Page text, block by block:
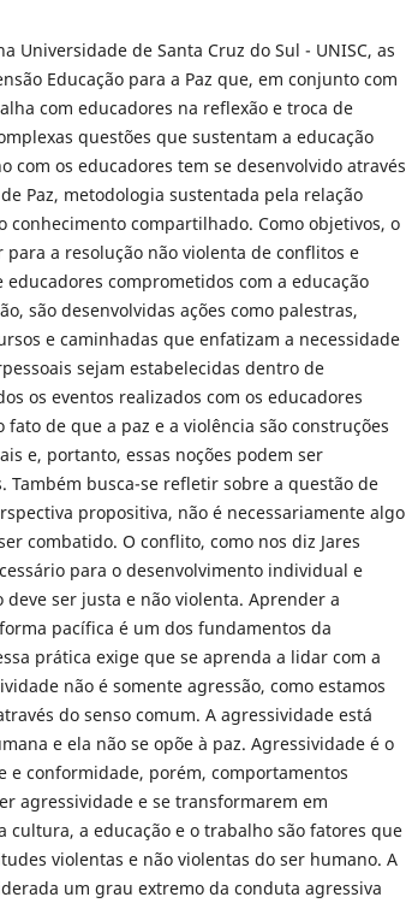
Universidade de Santa Cruz do Sul - UNISC, as
Educação para a Paz que, em conjunto com
com educadores na reflexão e troca de
questões que sustentam a educação
com os educadores tem se desenvolvido através
Paz, metodologia sustentada pela relação
conhecimento compartilhado. Como objetivos, o
a resolução não violenta de conflitos e
comprometidos com a educação
são desenvolvidas ações como palestras,
e caminhadas que enfatizam a necessidade
sejam estabelecidas dentro de
os eventos realizados com os educadores
de que a paz e a violência são construções
e, portanto, essas noções podem ser
Também busca-se refletir sobre a questão de
propositiva, não é necessariamente algo
combatido. O conflito, como nos diz Jares
para o desenvolvimento individual e
deve ser justa e não violenta. Aprender a
pacífica é um dos fundamentos da
prática exige que se aprenda a lidar com a
não é somente agressão, como estamos
do senso comum. A agressividade está
e ela não se opõe à paz. Agressividade é o
e conformidade, porém, comportamentos
agressividade e se transformarem em
cultura, a educação e o trabalho são fatores que
violentas e não violentas do ser humano. A
um grau extremo da conduta agressiva